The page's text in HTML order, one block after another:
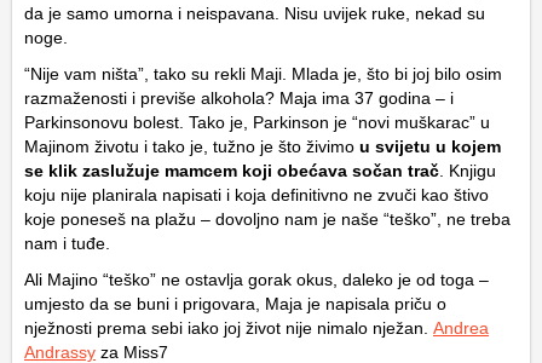
da je samo umorna i neispavana. Nisu uvijek ruke, nekad su
noge.
“Nije vam ništa”, tako su rekli Maji. Mlada je, što bi joj bilo osim
razmaženosti i previše alkohola? Maja ima 37 godina – i
Parkinsonovu bolest. Tako je, Parkinson je “novi muškarac” u
Majinom životu i tako je, tužno je što živimo u svijetu u kojem
se klik zaslužuje mamcem koji obećava sočan trač . Knjigu
koju nije planirala napisati i koja definitivno ne zvuči kao štivo
koje poneseš na plažu – dovoljno nam je naše “teško”, ne treba
nam i tuđe.
Ali Majino “teško” ne ostavlja gorak okus, daleko je od toga –
umjesto da se buni i prigovara, Maja je napisala priču o
nježnosti prema sebi iako joj život nije nimalo nježan. Andrea
Andrassy za Miss7